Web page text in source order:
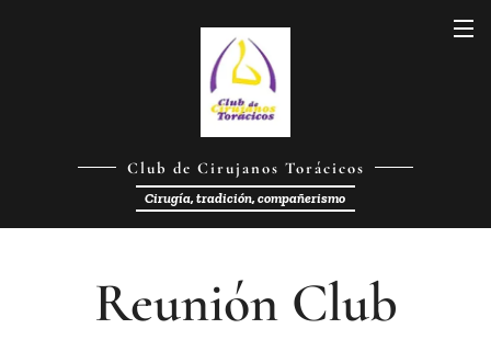
Club de Cirujanos Torácicos
Cirugía, tradición, compañerismo
Reunión Club